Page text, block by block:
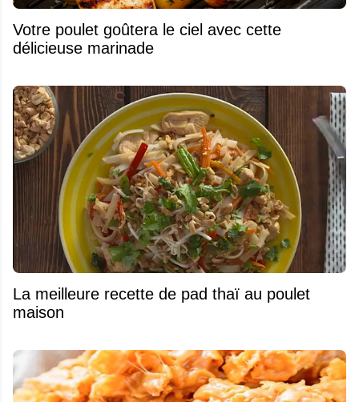
Votre poulet goûtera le ciel avec cette
délicieuse marinade
La meilleure recette de pad thaï au poulet
maison